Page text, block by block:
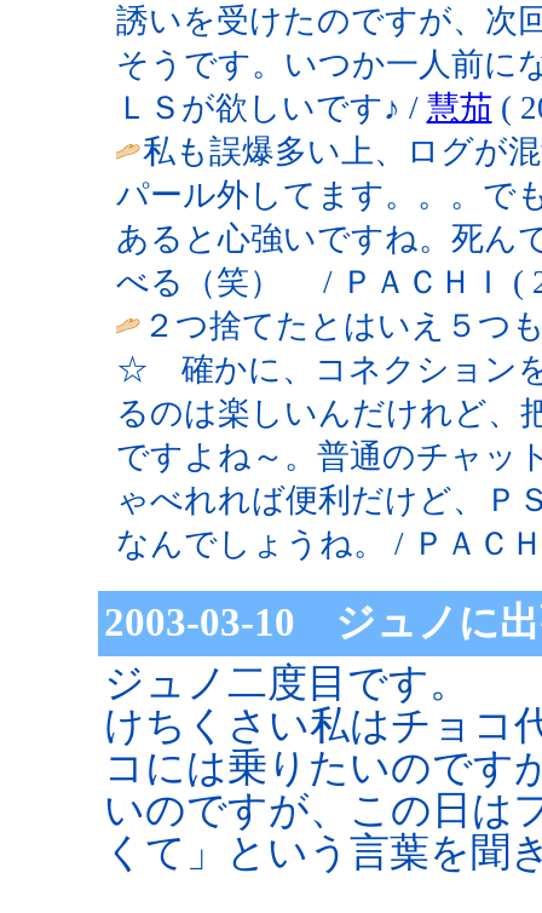
誘いを受けたのですが、次
そうです。いつか一人前に
ＬＳが欲しいです♪ / 慧茄 (
私も誤爆多い上、ログが
パール外してます。。。で
あると心強いですね。死ん
べる（笑） / ＰＡＣＨＩ (
２つ捨てたとはいえ５つ
☆ 確かに、コネクション
るのは楽しいんだけれど、
ですよね～。普通のチャッ
ゃべれれば便利だけど、Ｐ
なんでしょうね。 / ＰＡＣ
2003-03-10 ジュノに
ジュノ二度目です。
けちくさい私はチョコ
コには乗りたいのです
いのですが、この日は
くて」という言葉を聞